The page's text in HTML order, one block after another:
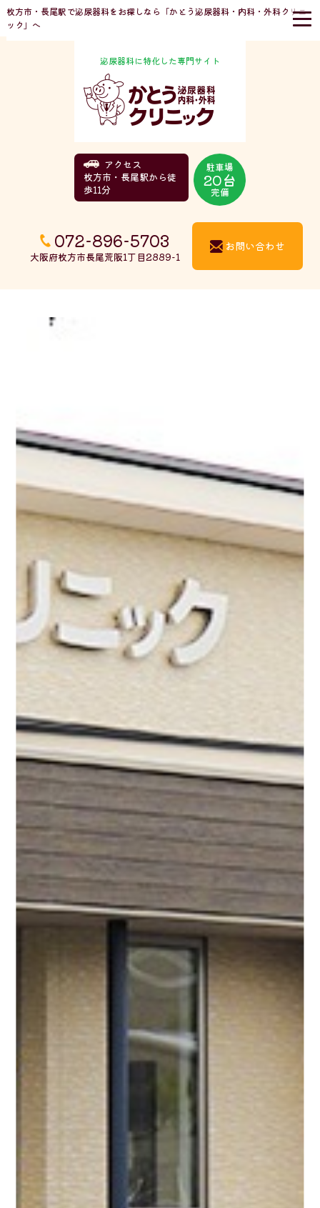
枚方市・長尾駅で泌尿器科をお探しなら「かとう泌尿器科・内科・外科クリニ
ック」へ
泌尿器科に特化した専門サイト
アクセス
枚方市・長尾駅から徒
歩11分
駐車場
20台
完備
072-896-5703
大阪府枚方市長尾荒阪1丁目2889-1
お問い合わせ